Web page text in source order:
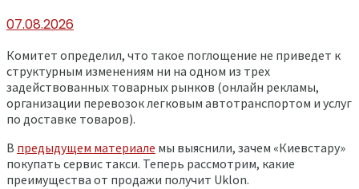
07.08.2026
Комитет определил, что такое поглощение не приведет к
структурным изменениям ни на одном из трех
задействованных товарных рынков (онлайн рекламы,
организации перевозок легковым автотранспортом и услуг
по доставке товаров).
В предыдущем материале мы выяснили, зачем «Киевстару»
покупать сервис такси. Теперь рассмотрим, какие
преимущества от продажи получит Uklon.